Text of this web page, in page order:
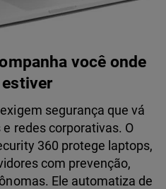
você onde
segurança que vá
redes corporativas. O
360 protege laptops,
com prevenção,
Ele automatiza de